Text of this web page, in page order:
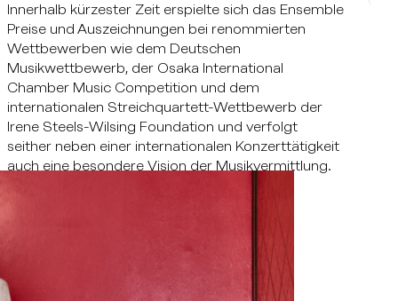
Innerhalb kürzester Zeit erspielte sich das Ensemble
Preise und Auszeichnungen bei renommierten
Wettbewerben wie dem Deutschen
Musikwettbewerb, der Osaka International
Chamber Music Competition und dem
internationalen Streichquartett-Wettbewerb der
Irene Steels-Wilsing Foundation und verfolgt
seither neben einer internationalen Konzerttätigkeit
auch eine besondere Vision der Musikvermittlung.